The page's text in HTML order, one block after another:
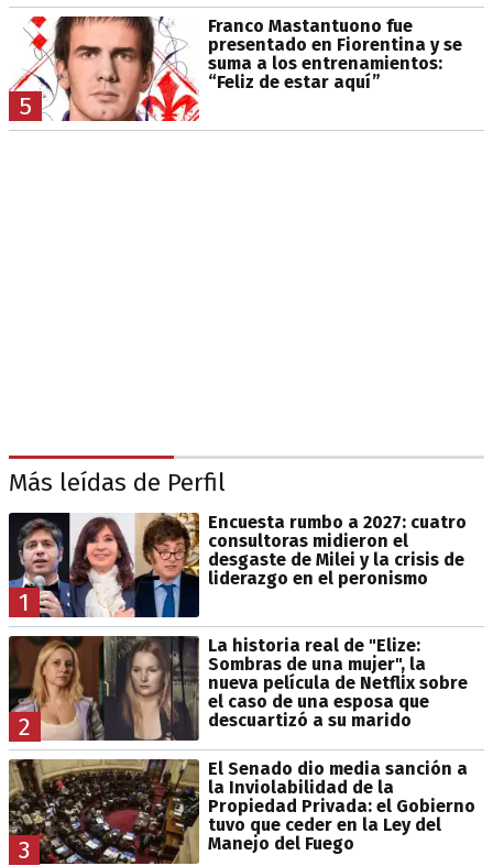
5
Franco Mastantuono fue
presentado en Fiorentina y se
suma a los entrenamientos:
“Feliz de estar aquí”
Más leídas de Perfil
1
Encuesta rumbo a 2027: cuatro
consultoras midieron el
desgaste de Milei y la crisis de
liderazgo en el peronismo
2
La historia real de "Elize:
Sombras de una mujer", la
nueva película de Netflix sobre
el caso de una esposa que
descuartizó a su marido
3
El Senado dio media sanción a
la Inviolabilidad de la
Propiedad Privada: el Gobierno
tuvo que ceder en la Ley del
Manejo del Fuego